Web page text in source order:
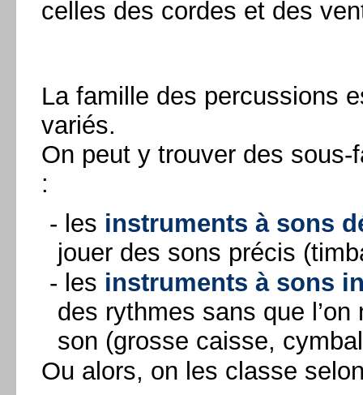
celles des cordes et des
La famille des percussions
variés.
On peut y trouver des
:
- les instruments à sons
jouer des sons précis
- les instruments à sons
des rythmes sans que
son (grosse caisse,
Ou alors, on les classe